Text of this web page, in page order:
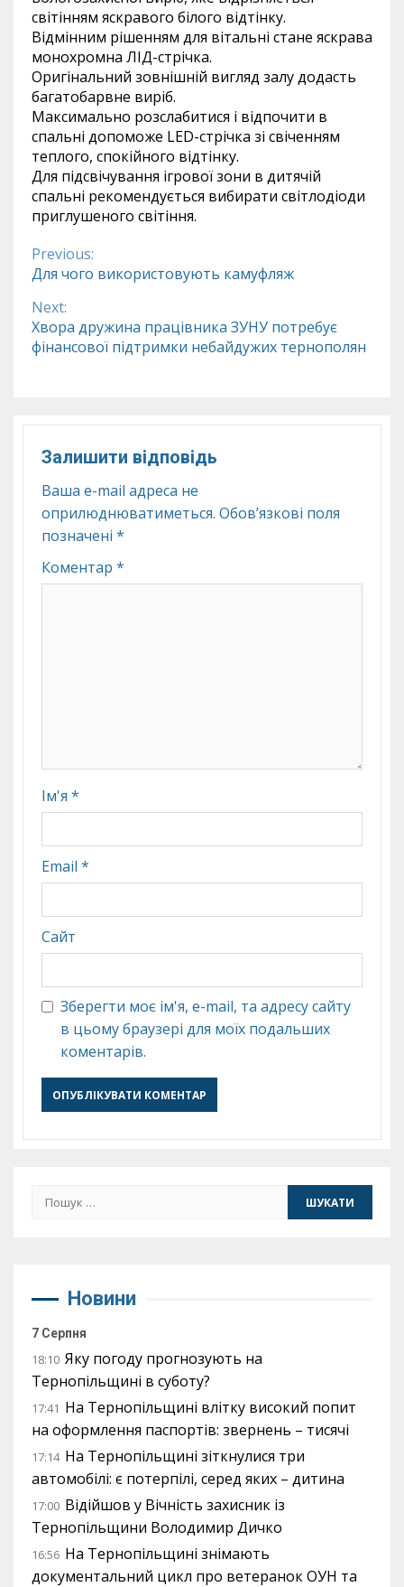
світінням яскравого білого відтінку.
Відмінним рішенням для вітальні стане яскрава
монохромна ЛІД-стрічка.
Оригінальний зовнішній вигляд залу додасть
багатобарвне виріб.
Максимально розслабитися і відпочити в
спальні допоможе LED-стрічка зі свіченням
теплого, спокійного відтінку.
Для підсвічування ігрової зони в дитячій
спальні рекомендується вибирати світлодіоди
приглушеного світіння.
Continue
Reading
Previous:
Для чого використовують камуфляж
Next:
Хвора дружина працівника ЗУНУ потребує
фінансової підтримки небайдужих тернополян
Залишити відповідь
Ваша e-mail адреса не
оприлюднюватиметься. Обов’язкові поля
позначені *
Коментар *
Ім'я *
Email *
Сайт
Зберегти моє ім'я, e-mail, та адресу сайту
в цьому браузері для моїх подальших
коментарів.
Пошук:
Новини
7 Серпня
18:10 Яку погоду прогнозують на
Тернопільщині в суботу?
17:41 На Тернопільщині влітку високий попит
на оформлення паспортів: звернень – тисячі
17:14 На Тернопільщині зіткнулися три
автомобілі: є потерпілі, серед яких – дитина
17:00 Відійшов у Вічність захисник із
Тернопільщини Володимир Дичко
16:56 На Тернопільщині знімають
документальний цикл про ветеранок ОУН та